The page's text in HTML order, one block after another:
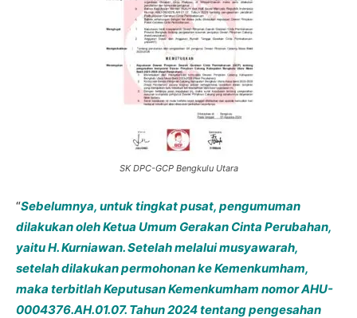
SK DPC-GCP Bengkulu Utara
“Sebelumnya, untuk tingkat pusat, pengumuman
dilakukan oleh Ketua Umum Gerakan Cinta Perubahan,
yaitu H. Kurniawan. Setelah melalui musyawarah,
setelah dilakukan permohonan ke Kemenkumham,
maka terbitlah Keputusan Kemenkumham nomor AHU-
0004376.AH.01.07. Tahun 2024 tentang pengesahan